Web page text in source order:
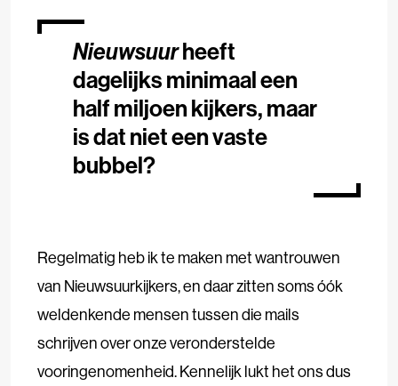
Nieuwsuurheeft
dagelijks minimaal een
half miljoen kijkers, maar
is dat niet een vaste
bubbel?
Regelmatig heb ik te maken met wantrouwen
van Nieuwsuurkijkers, en daar zitten soms óók
weldenkende mensen tussen die mails
schrijven over onze veronderstelde
vooringenomenheid. Kennelijk lukt het ons dus